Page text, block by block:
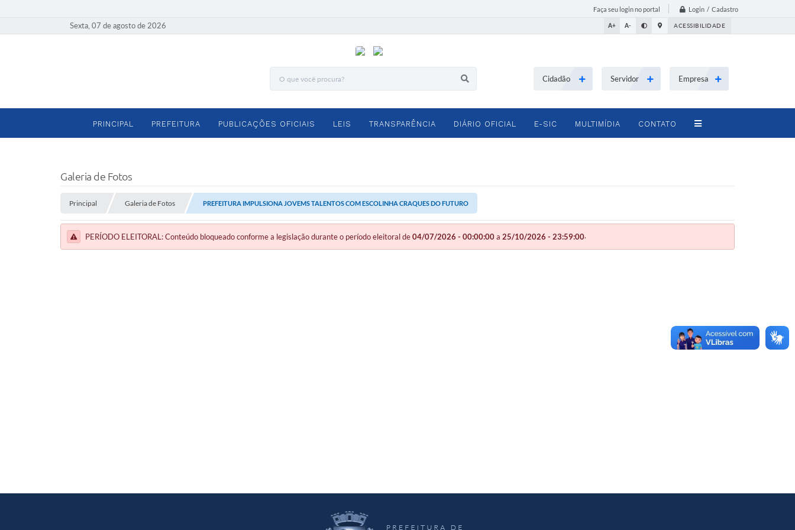
Faça seu login no portal Login / Cadastro
Sexta, 07 de agosto de 2026 A+ A- ACESSIBILIDADE
Cidadão Servidor Empresa
PRINCIPAL PREFEITURA PUBLICAÇÕES OFICIAIS LEIS TRANSPARÊNCIA DIÁRIO OFICIAL E-SIC MULTIMÍDIA CONTATO
Galeria de Fotos
Principal Galeria de Fotos PREFEITURA IMPULSIONA JOVEMS TALENTOS COM ESCOLINHA CRAQUES DO FUTURO
PERÍODO ELEITORAL: Conteúdo bloqueado conforme a legislação durante o período eleitoral de04/07/2026 - 00:00:00a 25/10/2026 - 23:59:00.